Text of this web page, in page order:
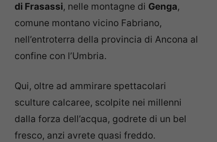
di Frasassi, nelle montagne di Genga,
comune montano vicino Fabriano,
nell’entroterra della provincia di Ancona al
confine con l’Umbria.
Qui, oltre ad ammirare spettacolari
sculture calcaree, scolpite nei millenni
dalla forza dell’acqua, godrete di un bel
fresco, anzi avrete quasi freddo.